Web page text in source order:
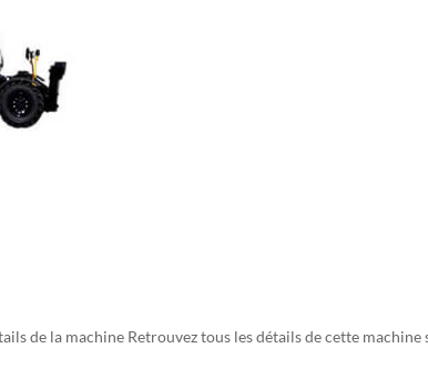
de la machine Retrouvez tous les détails de cette machine